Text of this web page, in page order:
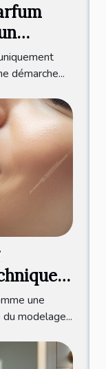
démarche...
une
modelage...